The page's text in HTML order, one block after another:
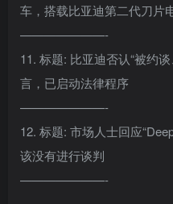
车，搭载比亚迪第二代刀片
———————-
11. 标题: 比亚迪否认“被约
言，已启动法律程序
———————-
12. 标题: 市场人士回应
该没有进行谈判
———————-